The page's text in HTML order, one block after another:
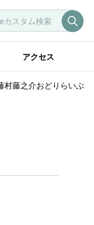
アクセス
村藤之介おどりらいぶ